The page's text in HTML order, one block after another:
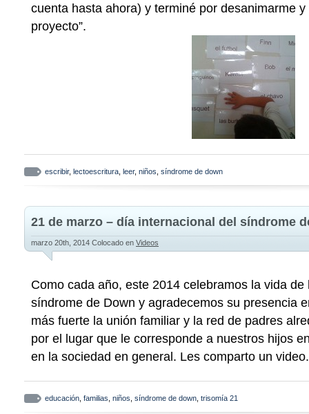
cuenta hasta ahora) y terminé por desanimarme y
proyecto”.
escribir, lectoescritura leer, niños síndrome de down
21 de marzo – día internacional del síndrome
marzo 20th, 2014 Colocado en Videos
Como cada año, este 2014 celebramos la vida de
síndrome de Down y agradecemos su presencia
más fuerte la unión familiar y la red de padres
por el lugar que le corresponde a nuestros hijos
en la sociedad en general. Les comparto un video.
educación familias niños síndrome de down trisomía 21